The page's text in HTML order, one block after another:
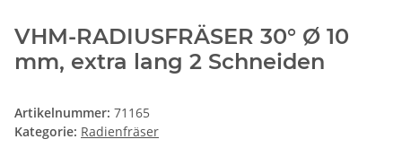
VHM-RADIUSFRÄSER 30° Ø 10
mm, extra lang 2 Schneiden
Artikelnummer: 71165
Kategorie: Radienfräser